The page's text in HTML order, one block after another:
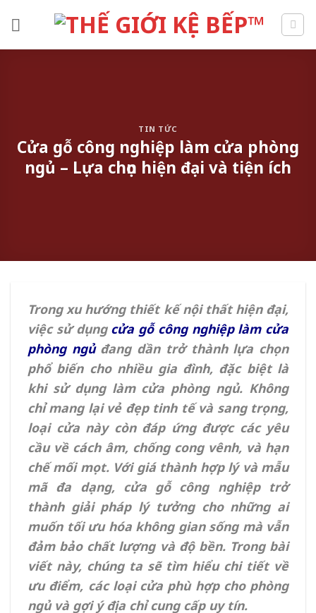
TIN TỨC
Cửa gỗ công nghiệp làm cửa phòng
ngủ – Lựa chọn hiện đại và tiện ích
Trong xu hướng thiết kế nội thất hiện đại,
việc sử dụng cửa gỗ công nghiệp làm cửa
phòng ngủđang dần trở thành lựa chọn
phổ biến cho nhiều gia đình, đặc biệt là
khi sử dụng làm cửa phòng ngủ. Không
chỉ mang lại vẻ đẹp tinh tế và sang trọng,
loại cửa này còn đáp ứng được các yêu
cầu về cách âm, chống cong vênh, và hạn
chế mối mọt. Với giá thành hợp lý và mẫu
mã đa dạng, cửa gỗ công nghiệp trở
thành giải pháp lý tưởng cho những ai
muốn tối ưu hóa không gian sống mà vẫn
đảm bảo chất lượng và độ bền. Trong bài
viết này, chúng ta sẽ tìm hiểu chi tiết về
ưu điểm, các loại cửa phù hợp cho phòng
ngủ và gợi ý địa chỉ cung cấp uy tín.